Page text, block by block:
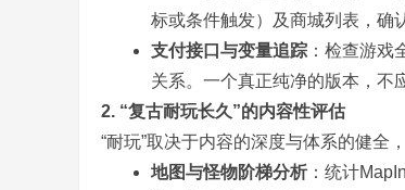
标或条件触发）及商城列表，确
支付接口与变量追踪 ：检查游戏
关系。一个真正纯净的版本，不
2. “复古耐玩长久”的内容性评估
“耐玩”取决于内容的深度与体系的健全
地图与怪物阶梯分析：统计